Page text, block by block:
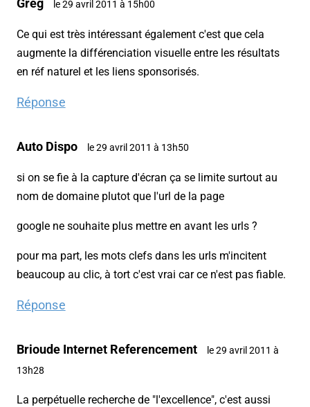
Greg le 29 avril 2011 à 15h00
Ce qui est très intéressant également c'est que cela
augmente la différenciation visuelle entre les résultats
en réf naturel et les liens sponsorisés.
Réponse
Auto Dispo le 29 avril 2011 à 13h50
si on se fie à la capture d'écran ça se limite surtout au
nom de domaine plutot que l'url de la page
google ne souhaite plus mettre en avant les urls ?
pour ma part, les mots clefs dans les urls m'incitent
beaucoup au clic, à tort c'est vrai car ce n'est pas fiable.
Réponse
Brioude Internet Referencement
le 29 avril 2011 à
13h28
La perpétuelle recherche de "l'excellence", c'est aussi